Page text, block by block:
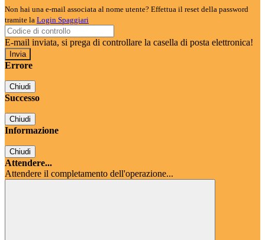
Non hai una e-mail associata al nome utente? Effettua il reset della password
tramite la Login Spaggiari
E-mail inviata, si prega di controllare la casella di posta elettronica!
Errore
Chiudi
Successo
Chiudi
Informazione
Chiudi
Attendere...
Attendere il completamento dell'operazione...